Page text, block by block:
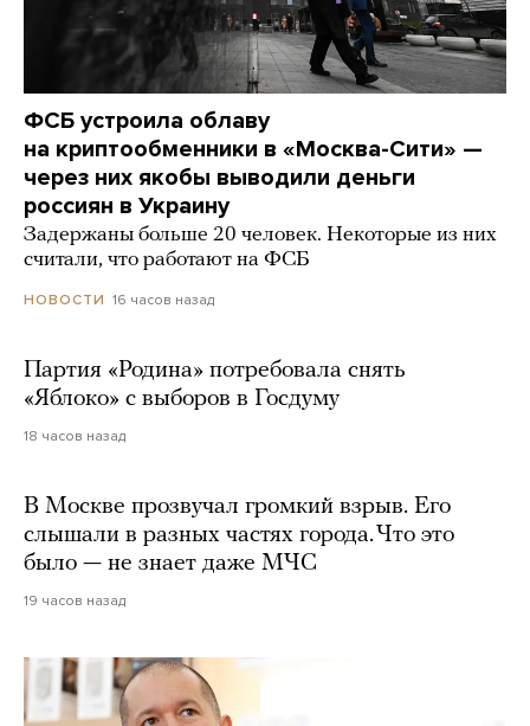
ФСБ устроила облаву
на криптообменники в «Москва-Сити» —
через них якобы выводили деньги
россиян в Украину
Задержаны больше 20 человек. Некоторые из них
считали, что работают на ФСБ
НОВОСТИ 16 часов назад
Партия «Родина» потребовала снять
«Яблоко» с выборов в Госдуму
18 часов назад
В Москве прозвучал громкий взрыв. Его
слышали в разных частях города. Что это
было — не знает даже МЧС
19 часов назад